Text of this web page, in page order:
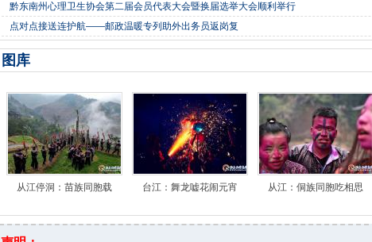
黔东南州心理卫生协会第二届会员代表大会暨换届选举大会顺利举行
点对点接送连护航——邮政温暖专列助外出务员返岗复
图库
从江停洞：苗族同胞载 台江：舞龙嘘花闹元宵 从江：侗族同胞吃相思